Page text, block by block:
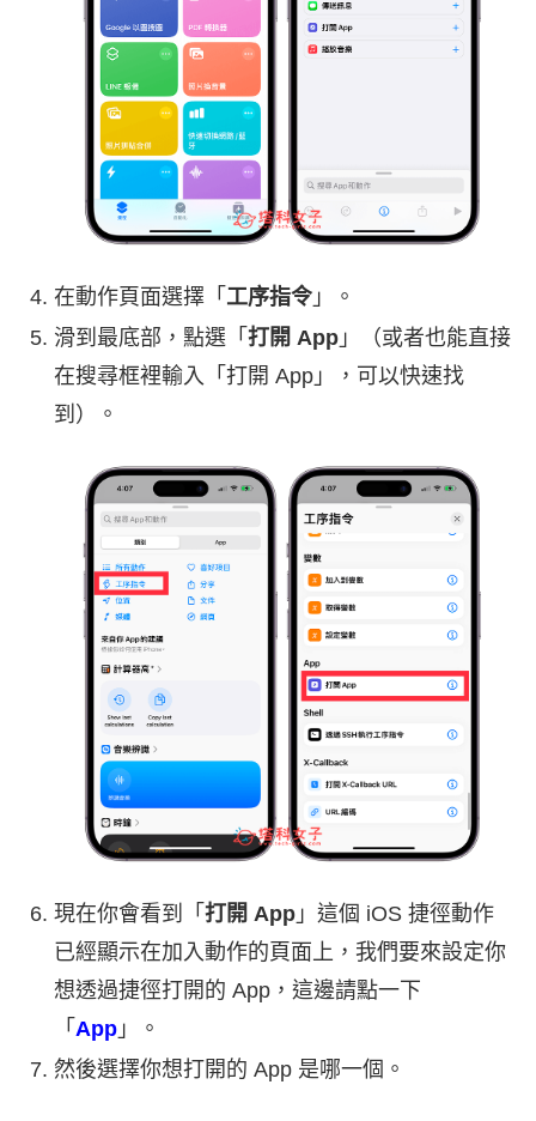
在動作頁面選擇「 工序指令 」。
滑到最底部，點選「 打開 App 」（或者也能直接
在搜尋框裡輸入「打開 App」，可以快速找
到）。
現在你會看到「 打開 App 」這個 iOS 捷徑動作
已經顯示在加入動作的頁面上，我們要來設定你
想透過捷徑打開的 App，這邊請點一下
「 App 」。
然後選擇你想打開的 App 是哪一個。